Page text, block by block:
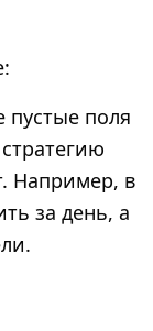
пустые поля
Например, в
за день, а